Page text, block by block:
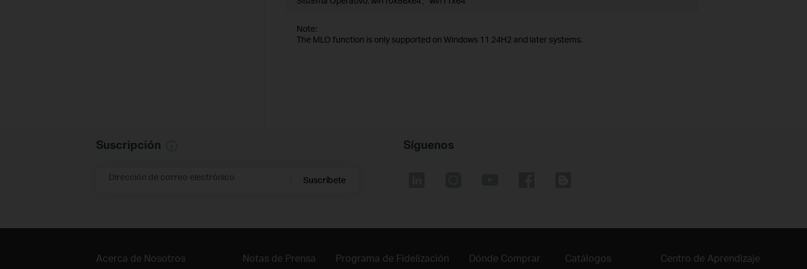
Note:
The MLO function is only supported on Windows 11 24H2 and later systems.
Suscripción
Dirección de correo electrónico Suscríbete
Síguenos
Acerca de Nosotros Notas de Prensa Programa de Fidelización Dónde Comprar Catálogos Centro de Aprendizaje